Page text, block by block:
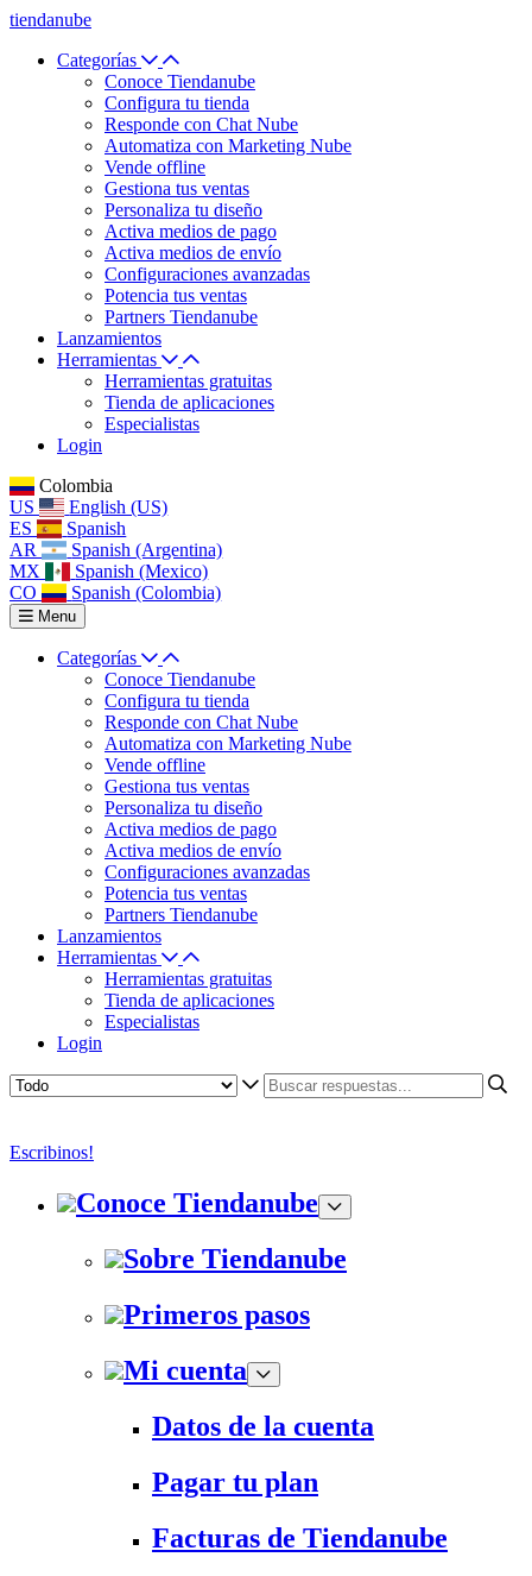
tiendanube
Categorías
Conoce Tiendanube
Configura tu tienda
Responde con Chat Nube
Automatiza con Marketing Nube
Vende offline
Gestiona tus ventas
Personaliza tu diseño
Activa medios de pago
Activa medios de envío
Configuraciones avanzadas
Potencia tus ventas
Partners Tiendanube
Lanzamientos
Herramientas
Herramientas gratuitas
Tienda de aplicaciones
Especialistas
Login
Colombia
US
English (US)
ES
Spanish
AR
Spanish (Argentina)
MX
Spanish (Mexico)
CO
Spanish (Colombia)
Menu
Categorías
Conoce Tiendanube
Configura tu tienda
Responde con Chat Nube
Automatiza con Marketing Nube
Vende offline
Gestiona tus ventas
Personaliza tu diseño
Activa medios de pago
Activa medios de envío
Configuraciones avanzadas
Potencia tus ventas
Partners Tiendanube
Lanzamientos
Herramientas
Herramientas gratuitas
Tienda de aplicaciones
Especialistas
Login
Escribinos!
Conoce Tiendanube
Sobre Tiendanube
Primeros pasos
Mi cuenta
Datos de la cuenta
Pagar tu plan
Facturas de Tiendanube